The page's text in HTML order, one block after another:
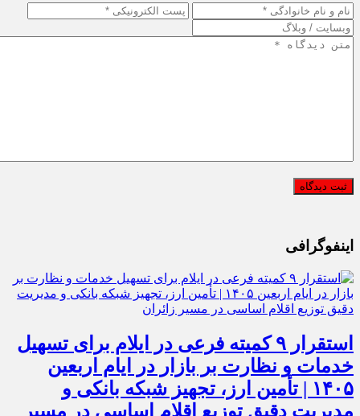
اینفوگرافی
استقرار ۹ کمیته فرعی در ایلام برای تسهیل
خدمات و نظارت بر بازار در ایام اربعین
۱۴۰۵ | تأمین ارز، تجهیز شبکه بانکی و
مدیریت دقیق توزیع اقلام اساسی در مسیر